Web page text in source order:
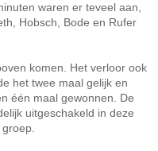
waren er teveel aan,
Hobsch, Bode en Rufer
komen. Het verloor ook
het twee maal gelijk en
één maal gewonnen. De
uitgeschakeld in deze